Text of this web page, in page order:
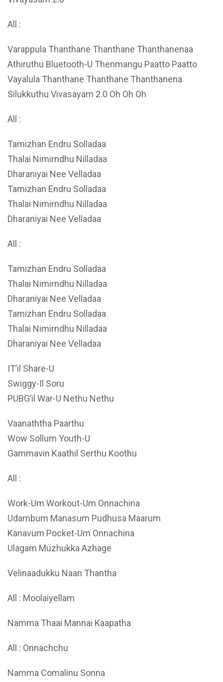
All :
Varappula Thanthane Thanthane Thanthanenaa
Athiruthu Bluetooth-U Thenmangu Paatto Paatto
Vayalula Thanthane Thanthane Thanthanena
Silukkuthu Vivasayam 2.0 Oh Oh Oh
All :
Tamizhan Endru Solladaa
Thalai Nimirndhu Nilladaa
Dharaniyai Nee Velladaa
Tamizhan Endru Solladaa
Thalai Nimirndhu Nilladaa
Dharaniyai Nee Velladaa
All :
Tamizhan Endru Solladaa
Thalai Nimirndhu Nilladaa
Dharaniyai Nee Velladaa
Tamizhan Endru Solladaa
Thalai Nimirndhu Nilladaa
Dharaniyai Nee Velladaa
IT’il Share-U
Swiggy-Il Soru
PUBG’il War-U Nethu Nethu
Vaanaththa Paarthu
Wow Sollum Youth-U
Gammavin Kaathil Serthu Koothu
All :
Work-Um Workout-Um Onnachina
Udambum Manasum Pudhusa Maarum
Kanavum Pocket-Um Onnachina
Ulagam Muzhukka Azhage
Velinaadukku Naan Thantha
All : Moolaiyellam
Namma Thaai Mannai Kaapatha
All : Onnachchu
Namma Comalinu Sonna